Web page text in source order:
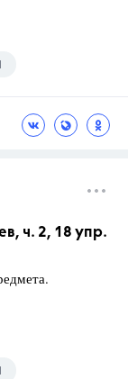
ч. 2, 18 упр.